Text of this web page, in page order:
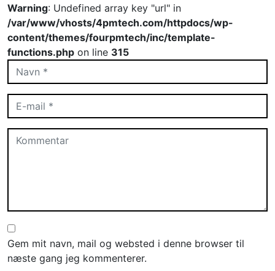
Warning: Undefined array key "url" in
/var/www/vhosts/4pmtech.com/httpdocs/wp-
content/themes/fourpmtech/inc/template-
functions.php on line 315
Gem mit navn, mail og websted i denne browser til
næste gang jeg kommenterer.